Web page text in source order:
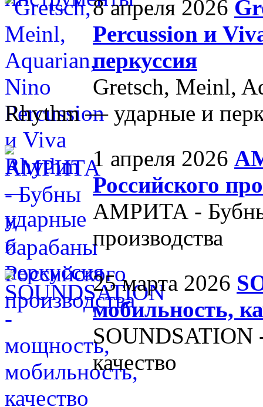
8 апреля 2026
Percussion и
перкуссия
Gretsch, Meinl,
Rhythm — ударные и
1 апреля 2026
Российского
АМРИТА - Бубны
производства
25 марта 2026
мобильность,
SOUNDSATION
качество